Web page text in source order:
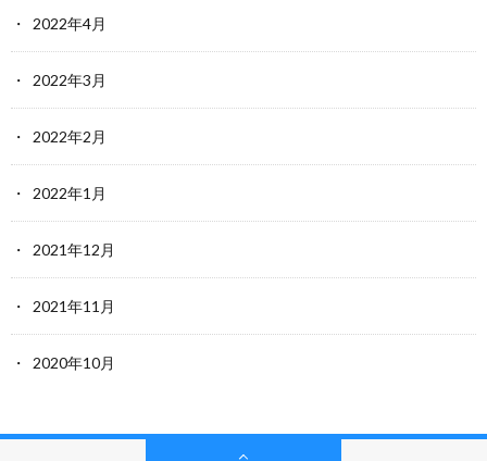
2022年4月
2022年3月
2022年2月
2022年1月
2021年12月
2021年11月
2020年10月